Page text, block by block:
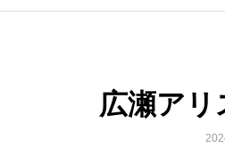
広瀬ア